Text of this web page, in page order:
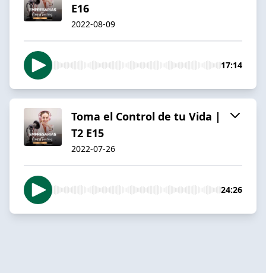
E16
2022-08-09
17:14
Toma el Control de tu Vida |
T2 E15
2022-07-26
24:26